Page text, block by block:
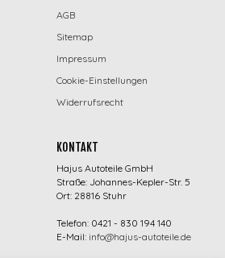
AGB
Sitemap
Impressum
Cookie-Einstellungen
Widerrufsrecht
KONTAKT
Hajus Autoteile GmbH
Straße: Johannes-Kepler-Str. 5
Ort: 28816 Stuhr
Telefon: 0421 - 830 194 140
E-Mail: info@hajus-autoteile.de